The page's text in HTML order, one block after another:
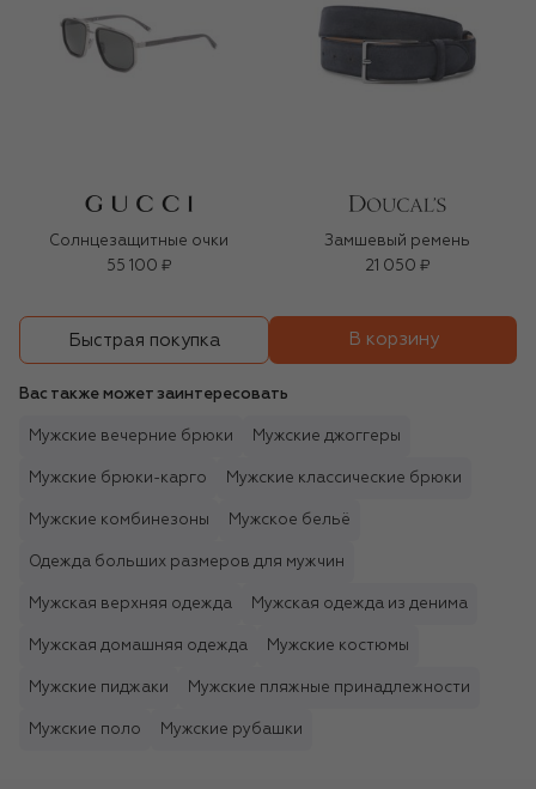
Солнцезащитные очки
55 100 ₽
Замшевый ремень
21 050 ₽
Быстрая покупка В корзину
Вас также может заинтересовать
Мужские вечерние брюки Мужские джоггеры
Мужские брюки-карго Мужские классические брюки
Мужские комбинезоны Мужское бельё
Одежда больших размеров для мужчин
Мужская верхняя одежда Мужская одежда из денима
Мужская домашняя одежда Мужские костюмы
Мужские пиджаки Мужские пляжные принадлежности
Мужские поло Мужские рубашки